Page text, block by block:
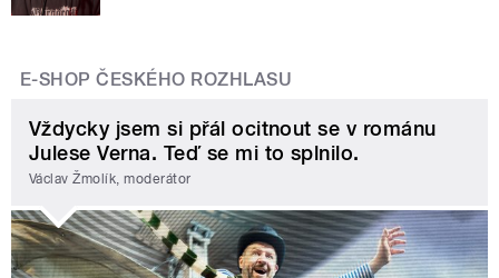
E-SHOP ČESKÉHO ROZHLASU
Vždycky jsem si přál ocitnout se v románu
Julese Verna. Teď se mi to splnilo.
Václav Žmolík, moderátor